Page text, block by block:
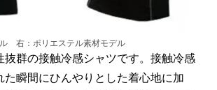
右：ポリエステル素材モデル
抜群の接触冷感シャツです。接触冷感
た瞬間にひんやりとした着心地に加